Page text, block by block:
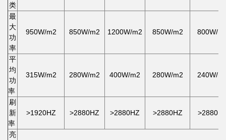
类
最
大
功
率
950W/m2 850W/m2 1200W/m2 850W/m2 800W/
平
均
功
率
315W/m2 280W/m2 400W/m2 280W/m2 240W/
刷
新
率
>1920HZ >2880HZ >2880HZ >2880HZ
亮